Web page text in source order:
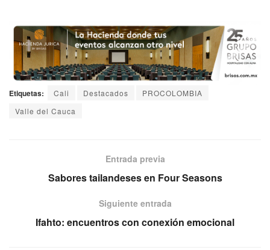
Etiquetas: Cali Destacados
PROCOLOMBIA
Valle del Cauca
Entrada previa
Sabores tailandeses en Four Seasons
Siguiente entrada
Ifahto: encuentros con conexión emocional